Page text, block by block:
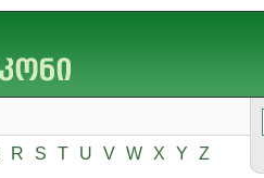
R S T U V W X Y Z